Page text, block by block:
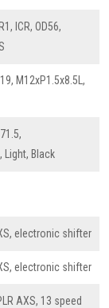
ICR, OD56,
M12xP1.5x8.5L,
Light, Black
electronic shifter
electronic shifter
AXS, 13 speed